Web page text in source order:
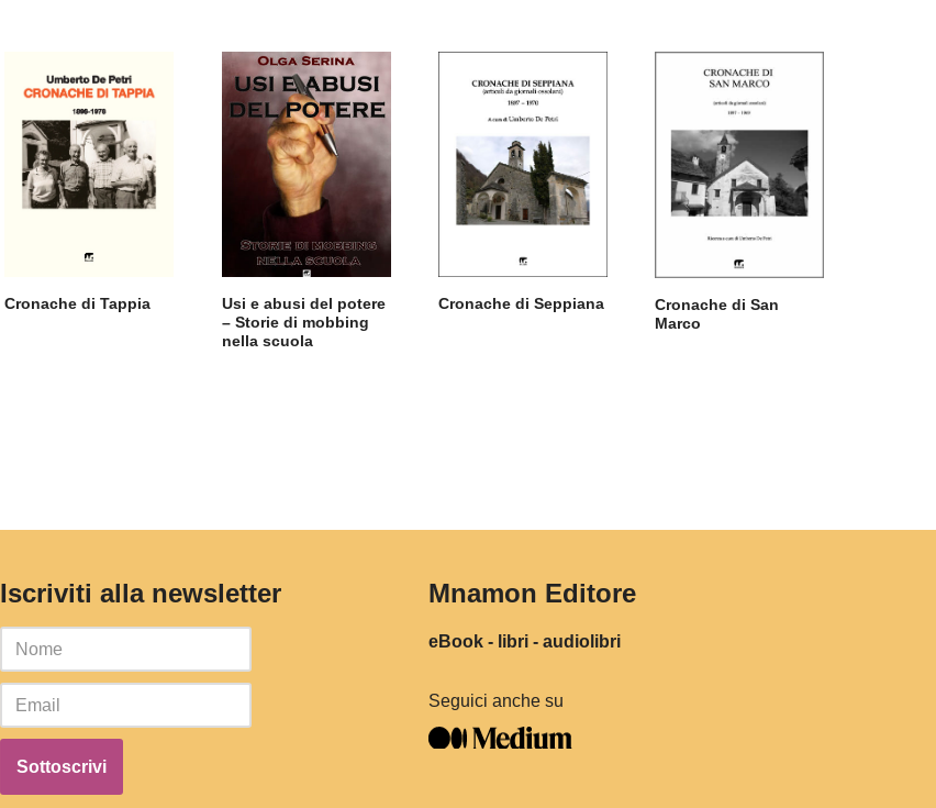
Cronache di Tappia
Usi e abusi del potere
– Storie di mobbing
nella scuola
Cronache di Seppiana
Cronache di San
Marco
Iscriviti alla newsletter Mnamon Editore
eBook - libri - audiolibri
Seguici anche su